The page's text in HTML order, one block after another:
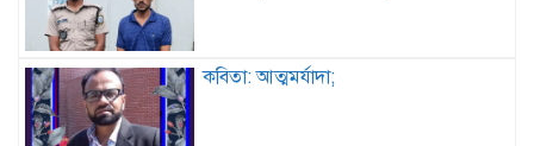
কবিতা: আত্মমর্যাদা;